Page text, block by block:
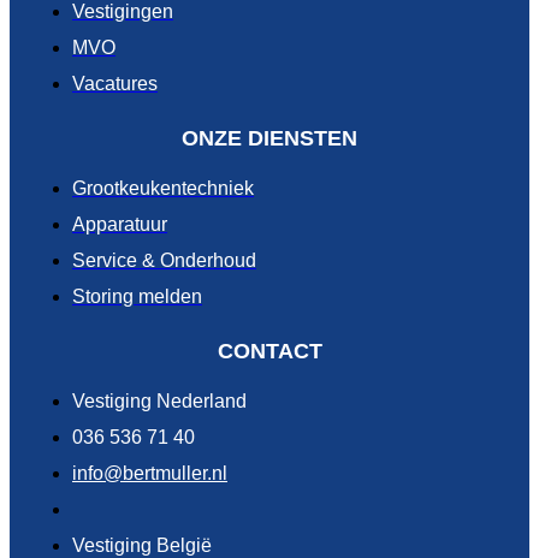
Vestigingen
MVO
Vacatures
ONZE DIENSTEN
Grootkeukentechniek
Apparatuur
Service & Onderhoud
Storing melden
CONTACT
Vestiging Nederland
036 536 71 40
info@bertmuller.nl
Vestiging België